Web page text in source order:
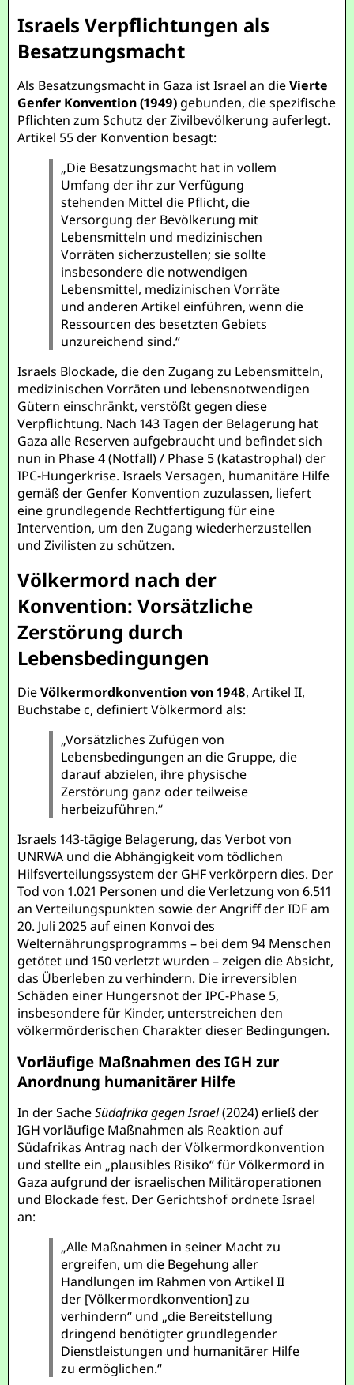
Israels Verpflichtungen als
Besatzungsmacht
Als Besatzungsmacht in Gaza ist Israel an dieVierte
Genfer Konvention (1949) gebunden, die spezifische
Pflichten zum Schutz der Zivilbevölkerung auferlegt.
Artikel 55 der Konvention besagt:
„Die Besatzungsmacht hat in vollem
Umfang der ihr zur Verfügung
stehenden Mittel die Pflicht, die
Versorgung der Bevölkerung mit
Lebensmitteln und medizinischen
Vorräten sicherzustellen; sie sollte
insbesondere die notwendigen
Lebensmittel, medizinischen Vorräte
und anderen Artikel einführen, wenn die
Ressourcen des besetzten Gebiets
unzureichend sind.“
Israels Blockade, die den Zugang zu Lebensmitteln,
medizinischen Vorräten und lebensnotwendigen
Gütern einschränkt, verstößt gegen diese
Verpflichtung. Nach 143 Tagen der Belagerung hat
Gaza alle Reserven aufgebraucht und befindet sich
nun in Phase 4 (Notfall) / Phase 5 (katastrophal) der
IPC-Hungerkrise. Israels Versagen, humanitäre Hilfe
gemäß der Genfer Konvention zuzulassen, liefert
eine grundlegende Rechtfertigung für eine
Intervention, um den Zugang wiederherzustellen
und Zivilisten zu schützen.
Völkermord nach der
Konvention: Vorsätzliche
Zerstörung durch
Lebensbedingungen
DieVölkermordkonvention von 1948, Artikel II,
Buchstabe c, definiert Völkermord als:
„Vorsätzliches Zufügen von
Lebensbedingungen an die Gruppe, die
darauf abzielen, ihre physische
Zerstörung ganz oder teilweise
herbeizuführen.“
Israels 143-tägige Belagerung, das Verbot von
UNRWA und die Abhängigkeit vom tödlichen
Hilfsverteilungssystem der GHF verkörpern dies. Der
Tod von 1.021 Personen und die Verletzung von 6.511
an Verteilungspunkten sowie der Angriff der IDF am
20. Juli 2025 auf einen Konvoi des
Welternährungsprogramms – bei dem 94 Menschen
getötet und 150 verletzt wurden – zeigen die Absicht,
das Überleben zu verhindern. Die irreversiblen
Schäden einer Hungersnot der IPC-Phase 5,
insbesondere für Kinder, unterstreichen den
völkermörderischen Charakter dieser Bedingungen.
Vorläufige Maßnahmen des IGH zur
Anordnung humanitärer Hilfe
In der SacheSüdafrika gegen Israel(2024) erließ der
IGH vorläufige Maßnahmen als Reaktion auf
Südafrikas Antrag nach der Völkermordkonvention
und stellte ein „plausibles Risiko“ für Völkermord in
Gaza aufgrund der israelischen Militäroperationen
und Blockade fest. Der Gerichtshof ordnete Israel
an:
„Alle Maßnahmen in seiner Macht zu
ergreifen, um die Begehung aller
Handlungen im Rahmen von Artikel II
der [Völkermordkonvention] zu
verhindern“ und „die Bereitstellung
dringend benötigter grundlegender
Dienstleistungen und humanitärer Hilfe
zu ermöglichen.“